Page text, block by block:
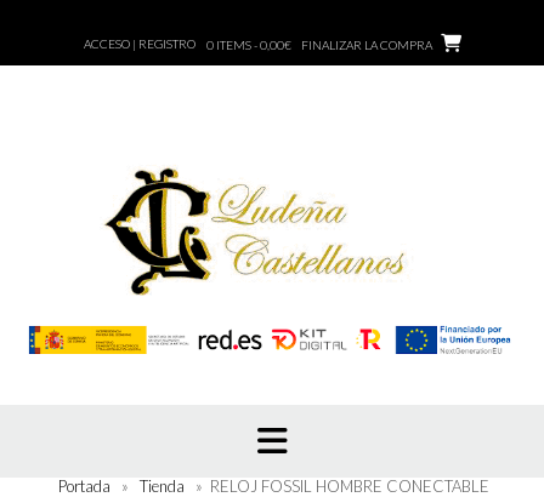
contenido
ACCESO | REGISTRO 0 ITEMS - 0,00€ FINALIZAR LA COMPRA
Portada » Tienda » RELOJ FOSSIL HOMBRE CONECTABLE